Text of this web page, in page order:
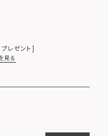
レゼント
見る